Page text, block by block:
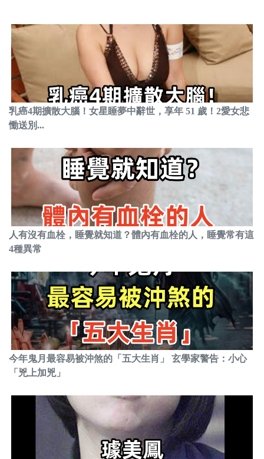
乳癌4期擴散大腦！女星睡夢中辭世，享年 51 歲！2愛女悲
慟送別...
人有沒有血栓，睡覺就知道？體內有血栓的人，睡覺常有這
4種異常
今年鬼月最容易被沖煞的「五大生肖」 玄學家警告：小心
「兇上加兇」